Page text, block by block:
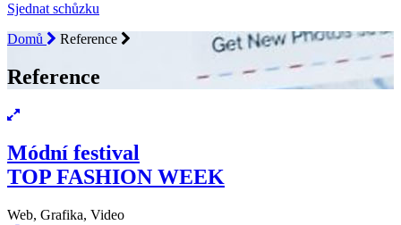
Sjednat schůzku
Domů
Reference
Reference
Módní festival
TOP FASHION WEEK
Web, Grafika, Video